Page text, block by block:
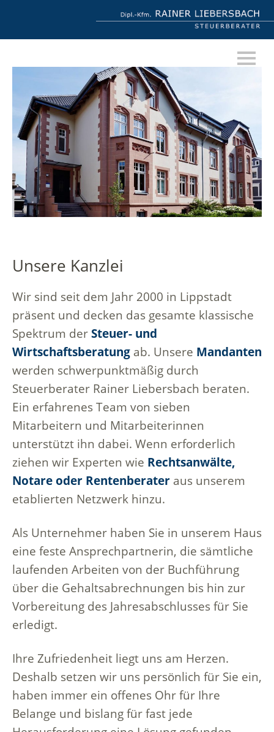
Unsere Kanzlei
Wir sind seit dem Jahr 2000 in Lippstadt
präsent und decken das gesamte klassische
Spektrum derSteuer- und
Wirtschaftsberatung ab. Unsere Mandanten
werden schwerpunktmäßig durch
Steuerberater Rainer Liebersbach beraten.
Ein erfahrenes Team von sieben
Mitarbeitern und Mitarbeiterinnen
unterstützt ihn dabei. Wenn erforderlich
ziehen wir Experten wie Rechtsanwälte,
Notare oder Rentenberater aus unserem
etablierten Netzwerk hinzu.
Als Unternehmer haben Sie in unserem Haus
eine feste Ansprechpartnerin, die sämtliche
laufenden Arbeiten von der Buchführung
über die Gehaltsabrechnungen bis hin zur
Vorbereitung des Jahresabschlusses für Sie
erledigt.
Ihre Zufriedenheit liegt uns am Herzen.
Deshalb setzen wir uns persönlich für Sie ein,
haben immer ein offenes Ohr für Ihre
Belange und bislang für fast jede